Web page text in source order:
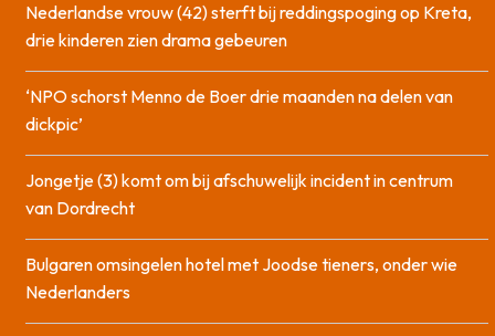
Nederlandse vrouw (42) sterft bij reddingspoging op Kreta,
drie kinderen zien drama gebeuren
‘NPO schorst Menno de Boer drie maanden na delen van
dickpic’
Jongetje (3) komt om bij afschuwelijk incident in centrum
van Dordrecht
Bulgaren omsingelen hotel met Joodse tieners, onder wie
Nederlanders